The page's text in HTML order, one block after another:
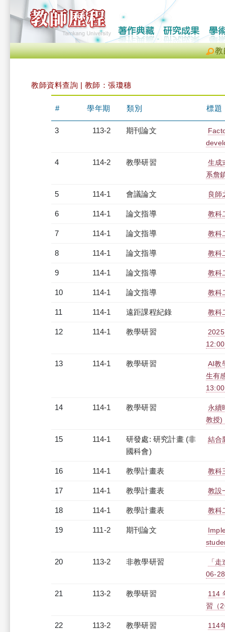
教
教師資料查詢 | 教師：張瓊穗
# 學年期 類別 標題
3 113-2 期刊論文
4 114-2 教學研習
生成
系詹
5 114-1 會議論文 良師
6 114-1 論文指導 教科
7 114-1 論文指導 教科
8 114-1 論文指導 教科
9 114-1 論文指導 教科
10 114-1 論文指導 教科
11 114-1 遠距課程紀錄 教科
12 114-1 教學研習
13 114-1 教學研習
AI教
生有
14 114-1 教學研習
永續
教授)
15 114-1
研發處: 研究計畫 (非
國科會)
結合
16 114-1 教學計畫表 教科
17 114-1 教學計畫表 教設
18 114-1 教學計畫表 教科
19 111-2 期刊論文
20 113-2 非教學研習
「
06-
21 113-2 教學研習
114
習（
22 113-2 教學研習
114